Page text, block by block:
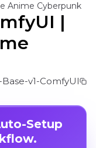
Anime Cyberpunk
|
v1-ComfyUI
Setup